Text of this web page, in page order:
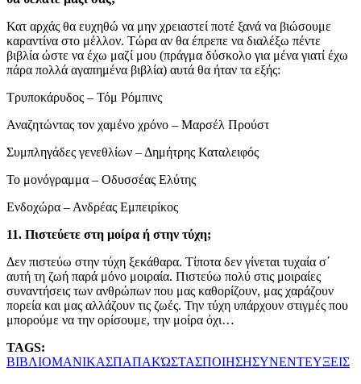
Κατ αρχάς θα ευχηθώ να μην χρειαστεί ποτέ ξανά να βιώσουμε
καραντίνα στο μέλλον. Τώρα αν θα έπρεπε να διαλέξω πέντε
βιβλία ώστε να έχω μαζί μου (πράγμα δύσκολο για μένα γιατί έχω
πάρα πολλά αγαπημένα βιβλία) αυτά θα ήταν τα εξής:
Τρυποκάρυδος – Τόμ Ρόμπινς
Αναζητώντας τον χαμένο χρόνο – Μαρσέλ Προύστ
Συμπληγάδες γενεθλίων – Δημήτρης Καταλειφός
Το μονόγραμμα – Οδυσσέας Ελύτης
Ενδοχώρα – Ανδρέας Εμπειρίκος
11. Πιστεύετε στη μοίρα ή στην τύχη;
Δεν πιστεύω στην τύχη ξεκάθαρα. Τίποτα δεν γίνεται τυχαία σ΄
αυτή τη ζωή παρά μόνο μοιραία. Πιστεύω πολύ στις μοιραίες
συναντήσεις των ανθρώπων που μας καθορίζουν, μας χαράζουν
πορεία και μας αλλάζουν τις ζωές. Την τύχη υπάρχουν στιγμές που
μπορούμε να την ορίσουμε, την μοίρα όχι…
TAGS:
ΒΙΒΛΙΟΜΑΝΙΚΑΣΠΑΠΑΚΏΣΤΑΣΠΟΙΗΣΗΣΥΝΕΝΤΕΥΞΕΙΣ